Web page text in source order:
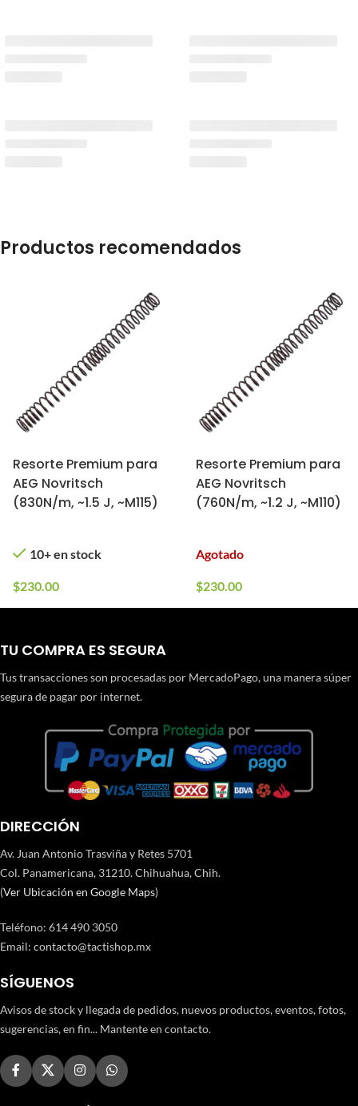
Productos recomendados
Resorte Premium para
AEG Novritsch
(830N/m, ~1.5 J, ~M115)
10+ en stock
$230.00
Resorte Premium para
AEG Novritsch
(760N/m, ~1.2 J, ~M110)
Agotado
$230.00
TU COMPRA ES SEGURA
Tus transacciones son procesadas por MercadoPago, una manera súper
segura de pagar por internet.
DIRECCIÓN
Av. Juan Antonio Trasviña y Retes 5701
Col. Panamericana, 31210. Chihuahua, Chih.
(Ver Ubicación en Google Maps)
Teléfono: 614 490 3050
Email: contacto@tactishop.mx
SÍGUENOS
Avisos de stock y llegada de pedidos, nuevos productos, eventos, fotos,
sugerencias, en fin... Mantente en contacto.